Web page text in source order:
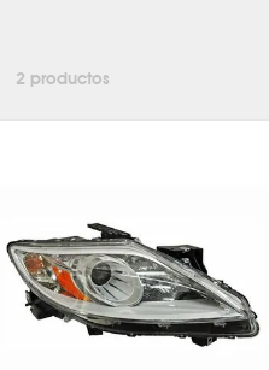
2 productos